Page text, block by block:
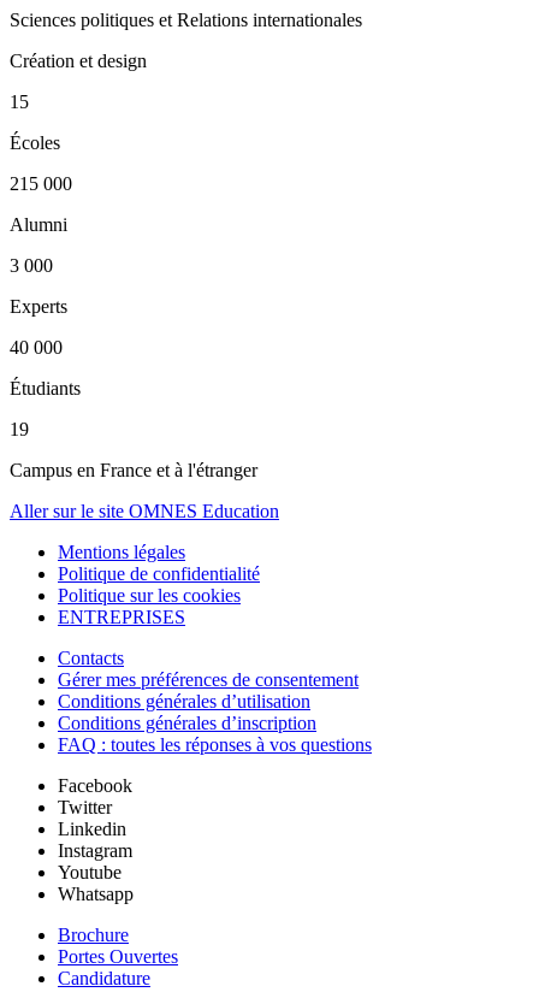
Sciences politiques et Relations internationales
Création et design
15
Écoles
215 000
Alumni
3 000
Experts
40 000
Étudiants
19
Campus en France et à l'étranger
Aller sur le site OMNES Education
Mentions légales
Politique de confidentialité
Politique sur les cookies
ENTREPRISES
Contacts
Gérer mes préférences de consentement
Conditions générales d’utilisation
Conditions générales d’inscription
FAQ : toutes les réponses à vos questions
Facebook
Twitter
Linkedin
Instagram
Youtube
Whatsapp
Brochure
Portes Ouvertes
Candidature